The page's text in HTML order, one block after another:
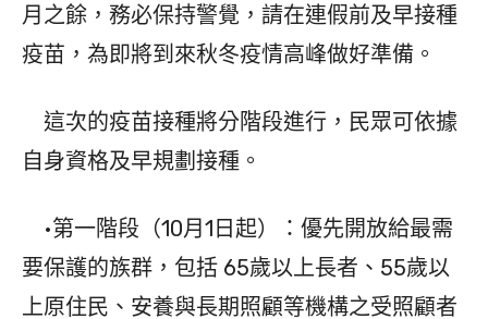
月之餘，務必保持警覺，請在連假前及早接種
疫苗，為即將到來秋冬疫情高峰做好準備。
這次的疫苗接種將分階段進行，民眾可依據
自身資格及早規劃接種。
•第一階段（10月1日起）：優先開放給最需
要保護的族群，包括 65歲以上長者、55歲以
上原住民、安養與長期照顧等機構之受照顧者